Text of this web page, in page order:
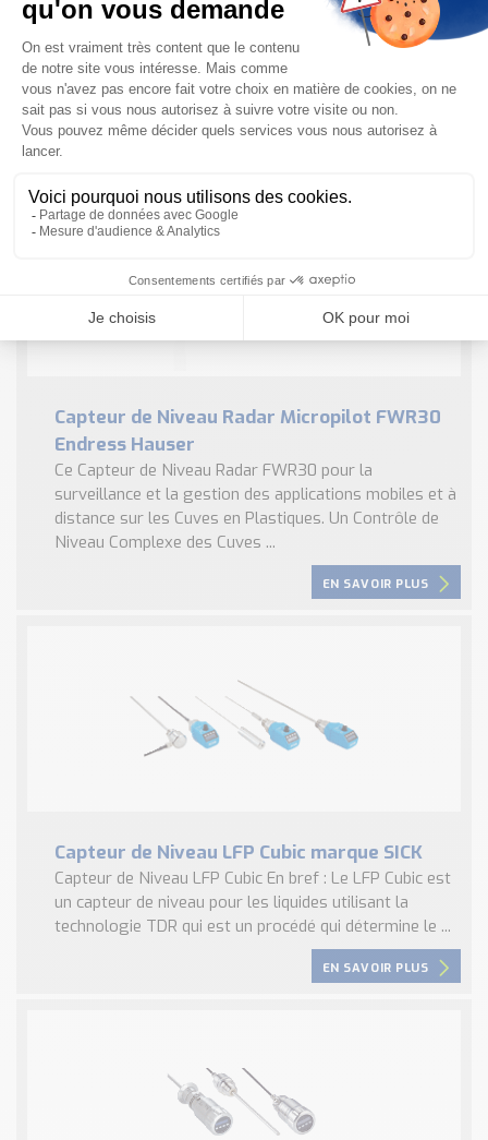
bords avant irréguliers
Les principaux avantages à utiliser ce capteur de bande
transporteuse Ce produit a été conçu pour répondre à
un maximum de vos besoins, des plus simples au plus
spécifiques. Installation ...
Capteur de Niveau Radar Micropilot FWR30
Endress Hauser
Ce Capteur de Niveau Radar FWR30 pour la
surveillance et la gestion des applications mobiles et à
distance sur les Cuves en Plastiques. Un Contrôle de
Niveau Complexe des Cuves ...
EN SAVOIR PLUS
Capteur de Niveau LFP Cubic marque SICK
Capteur de Niveau LFP Cubic En bref : Le LFP Cubic est
un capteur de niveau pour les liquides utilisant la
technologie TDR qui est un procédé qui détermine le ...
EN SAVOIR PLUS